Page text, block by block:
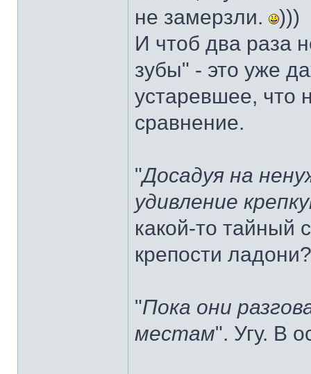
не замерзли.
)))
И чтоб два раза
зубы" - это уже
устаревшее, что
сравнение.
"Досадуя на
удивление
какой-то тайный
крепости ладони?
"Пока они
местам". Угу. В